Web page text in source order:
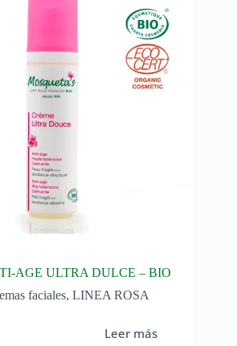
AGE ULTRA DULCE – BIO
faciales, LINEA ROSA
Leer más